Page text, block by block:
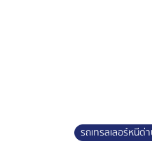
รถเทรลเลอร์หนีด่